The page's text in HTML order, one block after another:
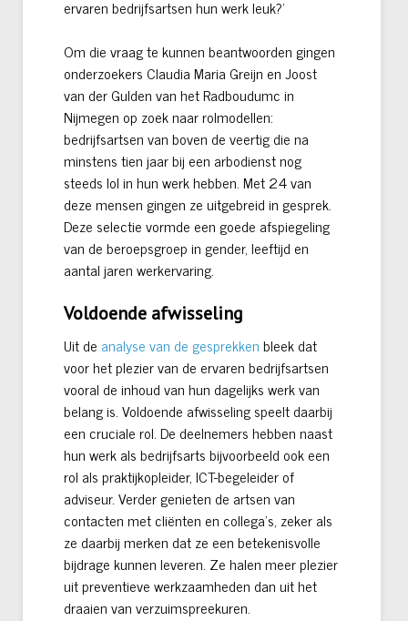
ervaren bedrijfsartsen hun werk leuk?’
Om die vraag te kunnen beantwoorden gingen
onderzoekers Claudia Maria Greijn en Joost
van der Gulden van het Radboudumc in
Nijmegen op zoek naar rolmodellen:
bedrijfsartsen van boven de veertig die na
minstens tien jaar bij een arbodienst nog
steeds lol in hun werk hebben. Met 24 van
deze mensen gingen ze uitgebreid in gesprek.
Deze selectie vormde een goede afspiegeling
van de beroepsgroep in gender, leeftijd en
aantal jaren werkervaring.
Voldoende afwisseling
Uit de analyse van de gesprekkenbleek dat
voor het plezier van de ervaren bedrijfsartsen
vooral de inhoud van hun dagelijks werk van
belang is. Voldoende afwisseling speelt daarbij
een cruciale rol. De deelnemers hebben naast
hun werk als bedrijfsarts bijvoorbeeld ook een
rol als praktijkopleider, ICT-begeleider of
adviseur. Verder genieten de artsen van
contacten met cliënten en collega’s, zeker als
ze daarbij merken dat ze een betekenisvolle
bijdrage kunnen leveren. Ze halen meer plezier
uit preventieve werkzaamheden dan uit het
draaien van verzuimspreekuren.